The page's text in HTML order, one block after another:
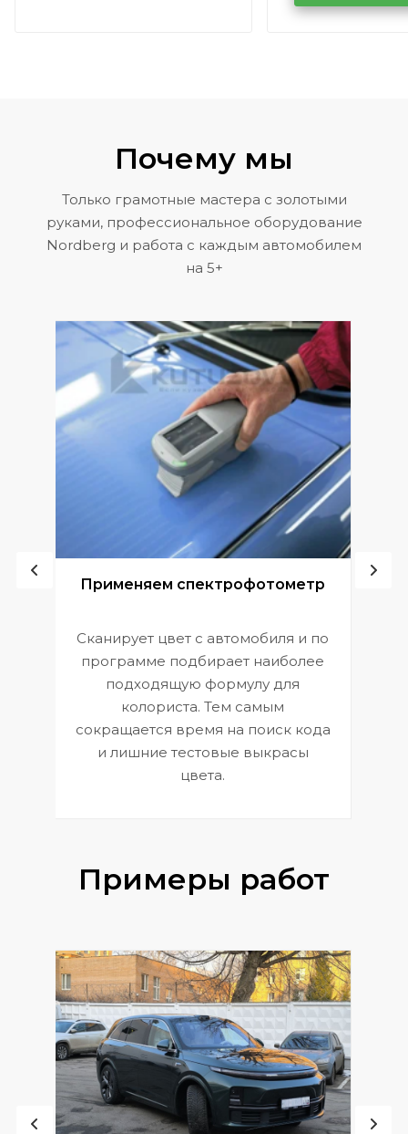
Volkswagen
Почему мы
Только грамотные мастера с золотыми
руками, профессиональное оборудование
Nordberg и работа с каждым автомобилем
на 5+
Применяем спектрофотометр
Сканирует цвет с автомобиля и по
программе подбирает наиболее
подходящую формулу для
колориста. Тем самым
сокращается время на поиск кода
и лишние тестовые выкрасы
цвета.
Примеры работ